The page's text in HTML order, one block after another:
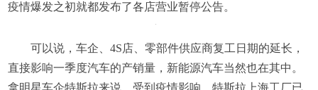
疫情爆发之初就都发布了各店营业暂停公告。
可以说，车企、4S店、零部件供应商复工日期的延长，
直接影响一季度汽车的产销量，新能源汽车当然也在其中。